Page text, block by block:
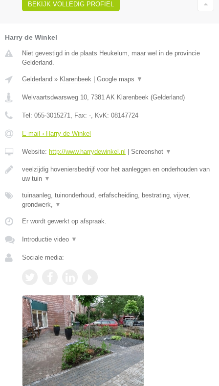
BEKIJK VOLLEDIG PROFIEL
Harry de Winkel
Niet gevestigd in de plaats Heukelum, maar wel in de provincie
Gelderland.
Gelderland » Klarenbeek Google maps ▼
Welvaartsdwarsweg 10, 7381 AK Klarenbeek (Gelderland)
Tel: 055-3015271, Fax: -, KvK: 08147724
E-mail › Harry de Winkel
Website: http://www.harrydewinkel.nl Screenshot ▼
veelzijdig hoveniersbedrijf voor het aanleggen en onderhouden van
uw tuin ▼
tuinaanleg, tuinonderhoud, erfafscheiding, bestrating, vijver,
grondwerk, ▼
Er wordt gewerkt op afspraak.
Introductie video ▼
Sociale media: